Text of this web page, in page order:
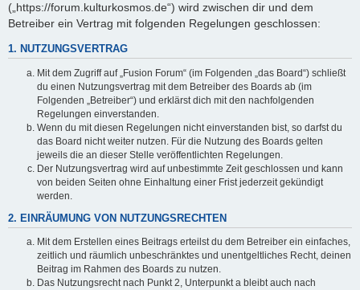
(„https://forum.kulturkosmos.de“) wird zwischen dir und dem
Betreiber ein Vertrag mit folgenden Regelungen geschlossen:
1. NUTZUNGSVERTRAG
Mit dem Zugriff auf „Fusion Forum“ (im Folgenden „das Board“) schließt
du einen Nutzungsvertrag mit dem Betreiber des Boards ab (im
Folgenden „Betreiber“) und erklärst dich mit den nachfolgenden
Regelungen einverstanden.
Wenn du mit diesen Regelungen nicht einverstanden bist, so darfst du
das Board nicht weiter nutzen. Für die Nutzung des Boards gelten
jeweils die an dieser Stelle veröffentlichten Regelungen.
Der Nutzungsvertrag wird auf unbestimmte Zeit geschlossen und kann
von beiden Seiten ohne Einhaltung einer Frist jederzeit gekündigt
werden.
2. EINRÄUMUNG VON NUTZUNGSRECHTEN
Mit dem Erstellen eines Beitrags erteilst du dem Betreiber ein einfaches,
zeitlich und räumlich unbeschränktes und unentgeltliches Recht, deinen
Beitrag im Rahmen des Boards zu nutzen.
Das Nutzungsrecht nach Punkt 2, Unterpunkt a bleibt auch nach